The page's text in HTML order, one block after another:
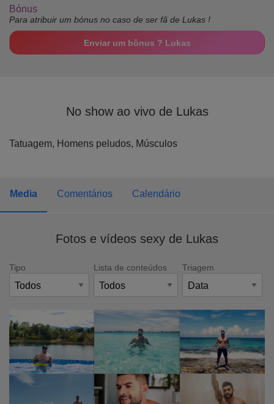
Bónus
Para atribuir um bónus no caso de ser fã de Lukas !
Enviar um bônus ? Lukas
No show ao vivo de Lukas
Tatuagem, Homens peludos, Músculos
Media Comentários Calendário
Fotos e vídeos sexy de Lukas
Tipo Lista de conteúdos Triagem